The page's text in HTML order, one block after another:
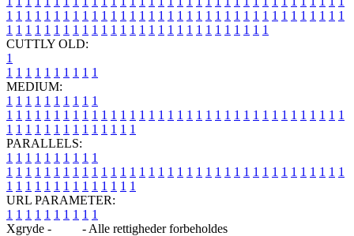
1 1 1 1 1 1 1 1 1 1 1 1 1 1 1 1 1 1 1 1 1 1 1 1 1 1 1 1 1 1 1 1 1 1 1 1
1 1 1 1 1 1 1 1 1 1 1 1 1 1 1 1 1 1 1 1 1 1 1 1 1 1 1 1
CUTTLY OLD:
1
1 1 1 1 1 1 1 1 1 1
MEDIUM:
1 1 1 1 1 1 1 1 1 1
1 1 1 1 1 1 1 1 1 1 1 1 1 1 1 1 1 1 1 1 1 1 1 1 1 1 1 1 1 1 1 1 1 1 1 1
1 1 1 1 1 1 1 1 1 1 1 1 1 1
PARALLELS:
1 1 1 1 1 1 1 1 1 1
1 1 1 1 1 1 1 1 1 1 1 1 1 1 1 1 1 1 1 1 1 1 1 1 1 1 1 1 1 1 1 1 1 1 1 1
1 1 1 1 1 1 1 1 1 1 1 1 1 1
URL PARAMETER:
1 1 1 1 1 1 1 1 1 1
Xgryde -
- Alle rettigheder forbeholdes